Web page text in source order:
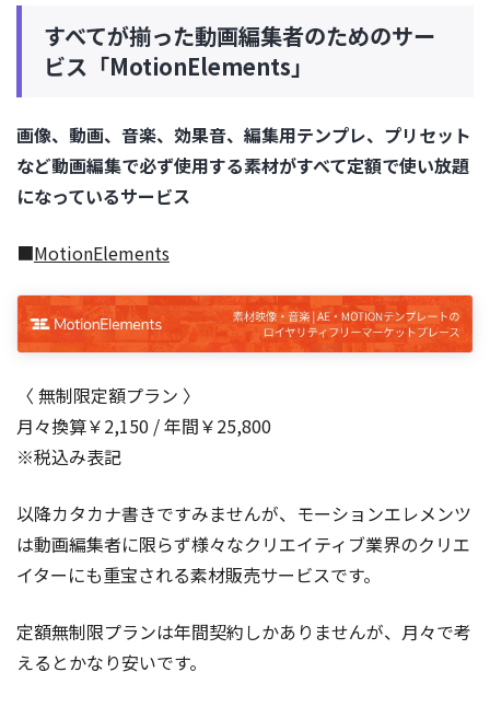
すべてが揃った動画編集者のためのサー
ビス「MotionElements」
画像、動画、音楽、効果音、編集用テンプレ、プリセット
など動画編集で必ず使用する素材がすべて定額で使い放題
になっているサービス
■MotionElements
〈 無制限定額プラン 〉
月々換算￥2,150 / 年間￥25,800
※税込み表記
以降カタカナ書きですみませんが、モーションエレメンツ
は動画編集者に限らず様々なクリエイティブ業界のクリエ
イターにも重宝される素材販売サービスです。
定額無制限プランは年間契約しかありませんが、月々で考
えるとかなり安いです。